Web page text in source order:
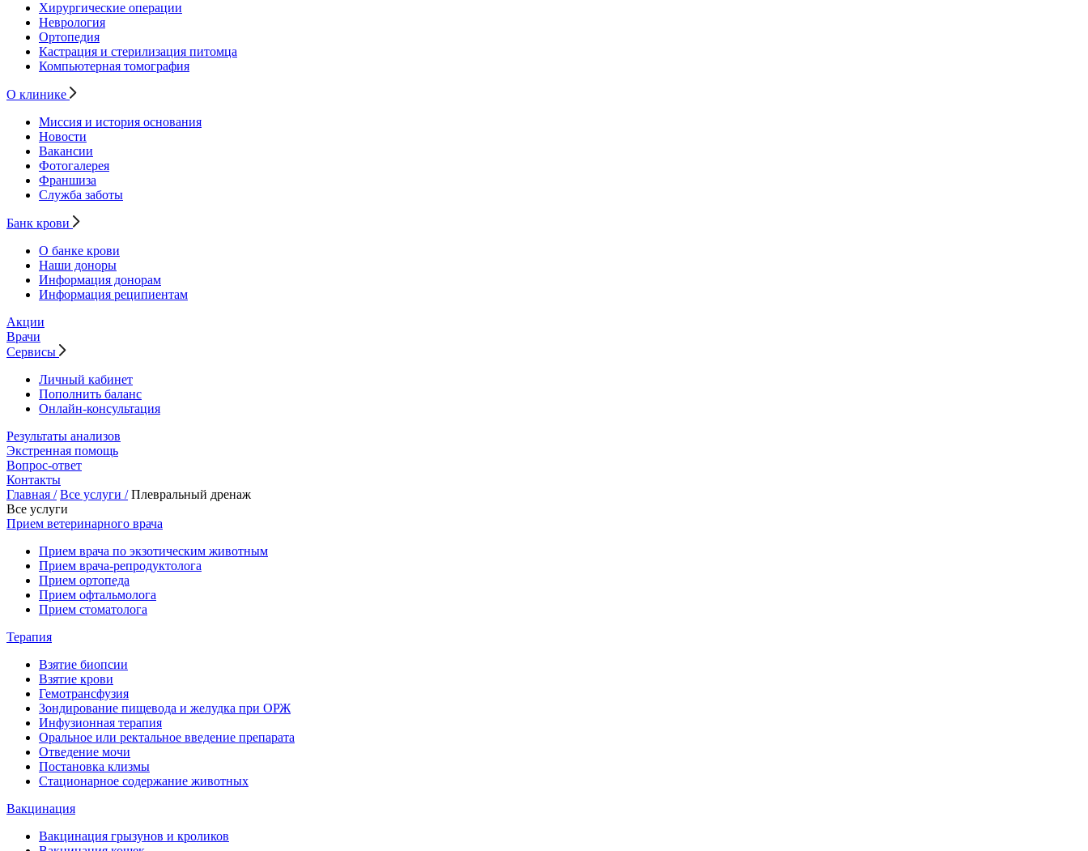
Хирургические операции
Неврология
Ортопедия
Кастрация и стерилизация питомца
Компьютерная томография
О клинике
Миссия и история основания
Новости
Вакансии
Фотогалерея
Франшиза
Служба заботы
Банк крови
О банке крови
Наши доноры
Информация донорам
Информация реципиентам
Акции
Врачи
Сервисы
Личный кабинет
Пополнить баланс
Онлайн-консультация
Результаты анализов
Экстренная помощь
Вопрос-ответ
Контакты
Главная / Все услуги / Плевральный дренаж
Все услуги
Прием ветеринарного врача
Прием врача по экзотическим животным
Прием врача-репродуктолога
Прием ортопеда
Прием офтальмолога
Прием стоматолога
Терапия
Взятие биопсии
Взятие крови
Гемотрансфузия
Зондирование пищевода и желудка при ОРЖ
Инфузионная терапия
Оральное или ректальное введение препарата
Отведение мочи
Постановка клизмы
Стационарное содержание животных
Вакцинация
Вакцинация грызунов и кроликов